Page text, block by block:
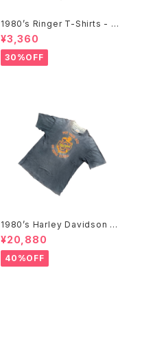
1980’s Ringer T-Shirts - 19
80年代 リンガーTシャツ-
¥3,360
30%OFF
1980’s Harley Davidson T-
Shirts -1980年代 ハーレー・
ダビッドソン Tシャツ-
¥20,880
40%OFF